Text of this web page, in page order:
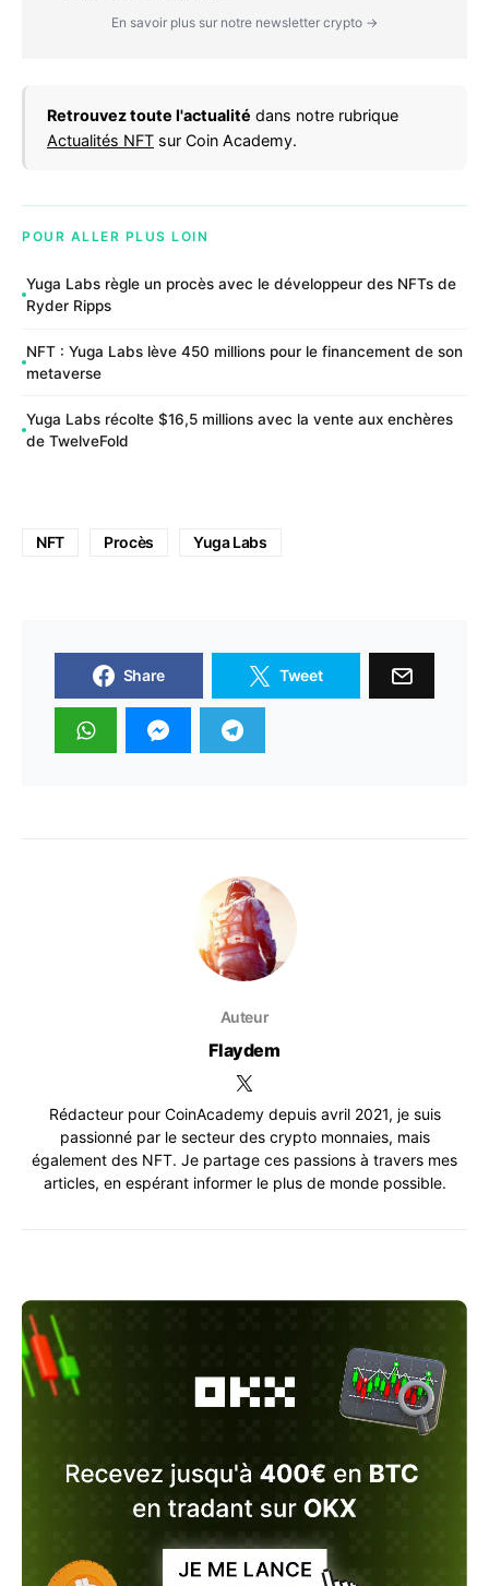
En savoir plus sur notre newsletter crypto →
Retrouvez toute l'actualité dans notre rubrique
Actualités NFT sur Coin Academy.
POUR ALLER PLUS LOIN
Yuga Labs règle un procès avec le développeur des NFTs de
Ryder Ripps
NFT : Yuga Labs lève 450 millions pour le financement de son
metaverse
Yuga Labs récolte $16,5 millions avec la vente aux enchères
de TwelveFold
NFT Procès Yuga Labs
Share Tweet
Auteur
Flaydem
Rédacteur pour CoinAcademy depuis avril 2021, je suis
passionné par le secteur des crypto monnaies, mais
également des NFT. Je partage ces passions à travers mes
articles, en espérant informer le plus de monde possible.